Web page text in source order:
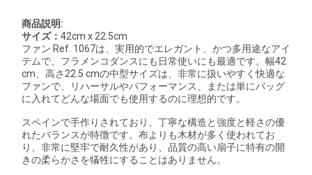
商品説明:
サイズ： 42cm x 22.5cm
ファン Ref. 1067は、実用的でエレガント、かつ多用途なアイ
テムで、フラメンコダンスにも日常使いにも最適です。幅42
cm、高さ22.5 cmの中型サイズは、非常に扱いやすく快適な
ファンで、リハーサルやパフォーマンス、または単にバッグ
に入れてどんな場面でも使用するのに理想的です。
スペインで手作りされており、丁寧な構造と強度と軽さの優
れたバランスが特徴です。布よりも木材が多く使われてお
り、非常に堅牢で耐久性があり、品質の高い扇子に特有の開
きの柔らかさを犠牲にすることはありません。